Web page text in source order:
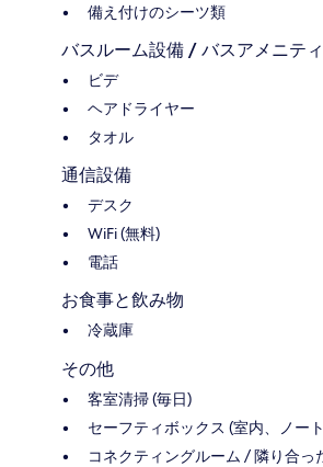
備え付けのシーツ類
バスルーム設備 / バスアメニティ
ビデ
ヘアドライヤー
タオル
通信設備
デスク
WiFi (無料)
電話
お食事と飲み物
冷蔵庫
その他
客室清掃 (毎日)
セーフティボックス (室内、ノー
コネクティングルーム / 隣り合っ